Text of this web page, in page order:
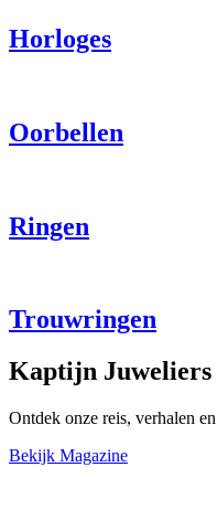
Horloges
Oorbellen
Ringen
Trouwringen
Kaptijn Juweliers
Ontdek onze reis, verhalen
Bekijk Magazine